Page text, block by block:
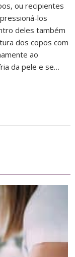
ou recipientes
los
deles também
dos copos com
ao
da pele e se…